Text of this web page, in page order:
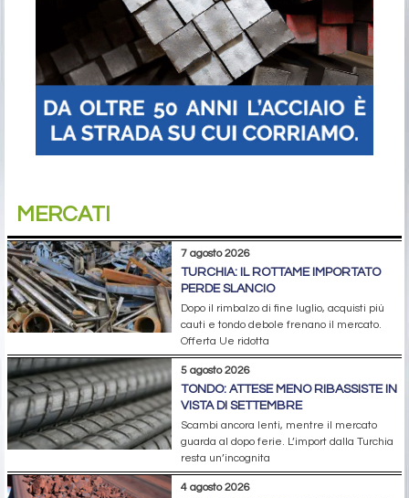
MERCATI
7 agosto 2026
TURCHIA: IL ROTTAME IMPORTATO
PERDE SLANCIO
Dopo il rimbalzo di fine luglio, acquisti più
cauti e tondo debole frenano il mercato.
Offerta Ue ridotta
5 agosto 2026
TONDO: ATTESE MENO RIBASSISTE IN
VISTA DI SETTEMBRE
Scambi ancora lenti, mentre il mercato
guarda al dopo ferie. L’import dalla Turchia
resta un’incognita
4 agosto 2026